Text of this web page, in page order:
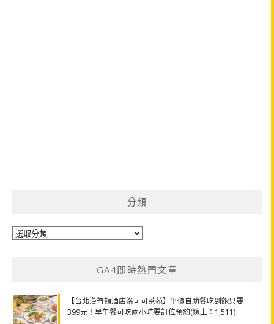
分類
分
GA4即時熱門文章
【台北漢普頓酒店洛可可茶苑】平價自助餐吃到飽只要
399元！早午餐可吃兩小時要訂位預約(線上：1,511)